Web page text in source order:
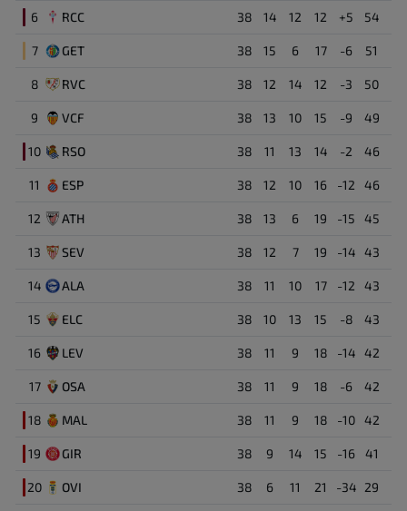
6 RCC 38 14 12 12 +5 54
7 GET 38 15 6 17 -6 51
8 RVC 38 12 14 12 -3 50
9 VCF 38 13 10 15 -9 49
10 RSO 38 11 13 14 -2 46
11 ESP 38 12 10 16 -12 46
12 ATH 38 13 6 19 -15 45
13 SEV 38 12 7 19 -14 43
14 ALA 38 11 10 17 -12 43
15 ELC 38 10 13 15 -8 43
16 LEV 38 11 9 18 -14 42
17 OSA 38 11 9 18 -6 42
18 MAL 38 11 9 18 -10 42
19 GIR 38 9 14 15 -16 41
20 OVI 38 6 11 21 -34 29